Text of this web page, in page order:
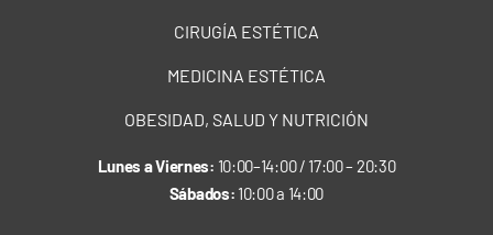
CIRUGÍA ESTÉTICA
MEDICINA ESTÉTICA
OBESIDAD, SALUD Y NUTRICIÓN
Lunes a Viernes: 10:00–14:00 / 17:00 – 20:30
Sábados: 10:00 a 14:00